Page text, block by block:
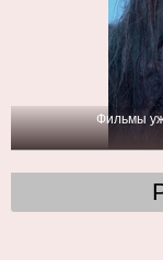
Фильмы